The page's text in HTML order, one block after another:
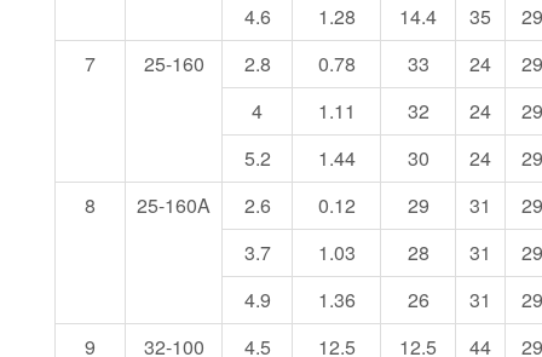
4.6
1.28 14.4 35
7
25-160 2.8 0.78 33 24
4
1.11 32 24
5.2
1.44 30 24
8
25-160A 2.6 0.12 29 31
3.7
1.03 28 31
4.9
1.36 26 31
9
32-100 4.5 12.5 12.5 44